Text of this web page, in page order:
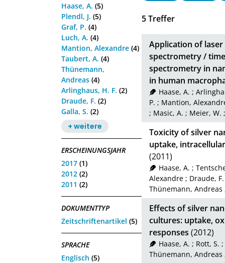
Haase, A. (5)
Plendl, J. (5)
Graf, P. (4)
Luch, A. (4)
Mantion, Alexandre (4)
Taubert, A. (4)
Thünemann,
Andreas (4)
Arlinghaus, H. F. (2)
Draude, F. (2)
Galla, S. (2)
+ weitere
ERSCHEINUNGSJAHR
2017 (1)
2012 (2)
2011 (2)
DOKUMENTTYP
Zeitschriftenartikel (5)
SPRACHE
Englisch (5)
5Treffer
Application of
spectrometry /
spectrometry in
in human
Haase, A. ;
P. ; Mantion,
; Masic, A. ; Meier, W.
Toxicity of silver
uptake,
(2011)
Haase, A. ;
Alexandre ; Draude, F.
Thünemann, Andreas
Effects of silver
cultures: uptake,
responses (2012)
Haase, A. ; Rott, S. ;
Thünemann, Andreas